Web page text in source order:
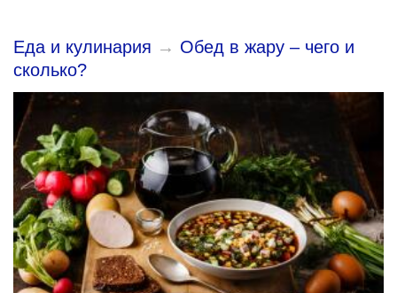
Еда и кулинария → Обед в жару – чего и
сколько?